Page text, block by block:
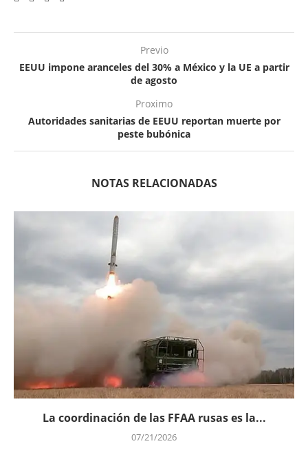
Previo
EEUU impone aranceles del 30% a México y la UE a partir
de agosto
Proximo
Autoridades sanitarias de EEUU reportan muerte por
peste bubónica
NOTAS RELACIONADAS
La coordinación de las FFAA rusas es la...
07/21/2026